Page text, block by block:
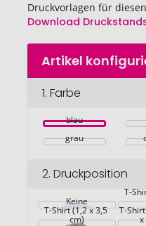
Druckvorlagen für
Download
Zum
Anfang
Bildgalerie
Artikel
1. Farbe
blau
grau
2. Druckposition
Keine
T-
T-Shirt (1,2 x 3,5
cm)
T-
x